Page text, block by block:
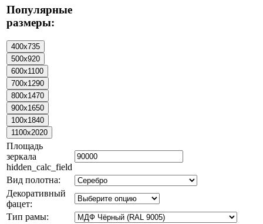
Популярные
размеры:
Площадь
зеркала
hidden_calc_field
Вид полотна:
Декоративный
фацет:
Тип рамы: